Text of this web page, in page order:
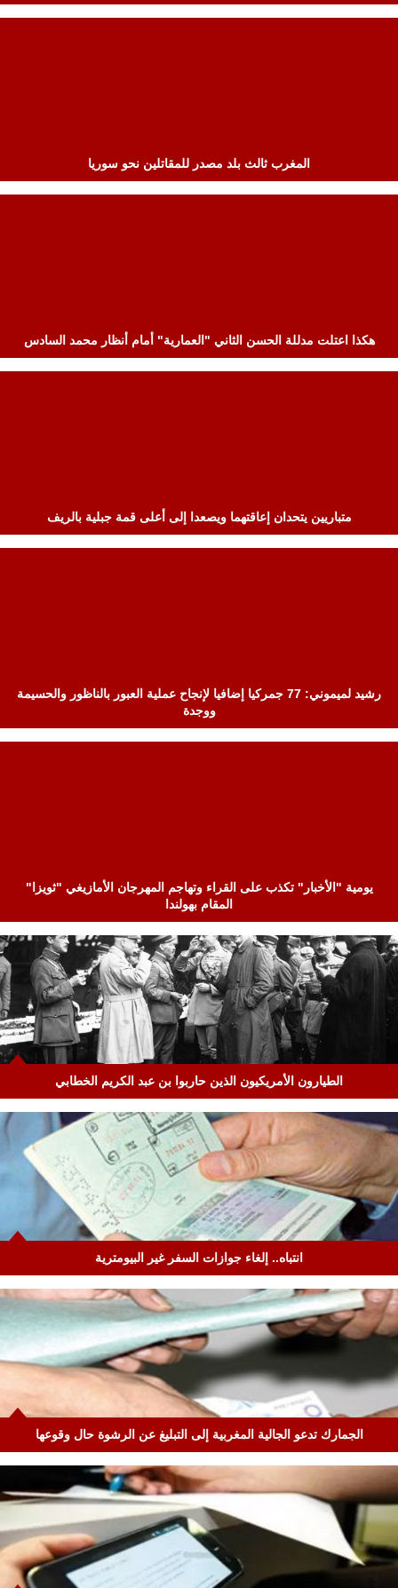
المغرب ثالث بلد مصدر للمقاتلين نحو سوريا
هكذا اعتلت مدللة الحسن الثاني "العمارية" أمام أنظار محمد السادس
متباريين يتحدان إعاقتهما ويصعدا إلى أعلى قمة جبلية بالريف
رشيد لميموني: 77 جمركيا إضافيا لإنجاح عملية العبور بالناظور والحسيمة
ووجدة
يومية "الأخبار" تكذب على القراء وتهاجم المهرجان الأمازيغي "ثويزا"
المقام بهولندا
الطيارون الأمريكيون الذين حاربوا بن عبد الكريم الخطابي
انتباه.. إلغاء جوازات السفر غير البيومترية
الجمارك تدعو الجالية المغربية إلى التبليغ عن الرشوة حال وقوعها‏